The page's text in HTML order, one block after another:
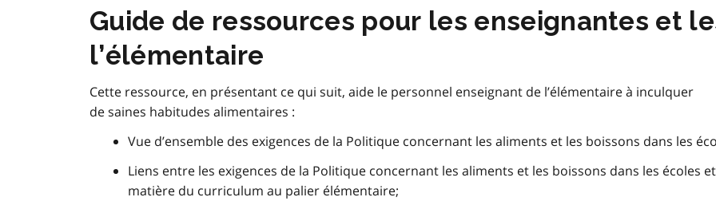
Guide de ressources pour les enseignantes et
l’élémentaire
Cette ressource, en présentant ce qui suit, aide le personnel enseignant de l’élémentaire à inculquer
de saines habitudes alimentaires :
Vue d’ensemble des exigences de la Politique concernant les aliments et les boissons dans les
Liens entre les exigences de la Politique concernant les aliments et les boissons dans les écoles
matière du curriculum au palier élémentaire;